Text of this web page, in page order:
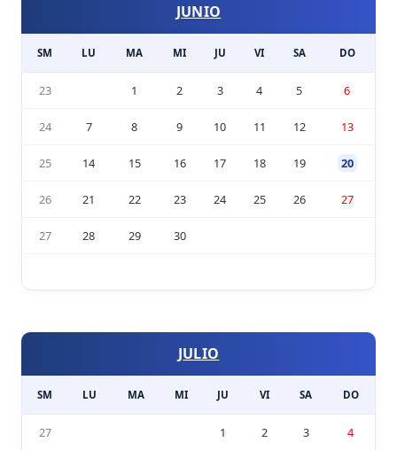
JUNIO
SM LU MA MI JU VI SA DO
23 1 2 3 4 5 6
24 7 8 9 10 11 12 13
25 14 15 16 17 18 19 20
26 21 22 23 24 25 26 27
27 28 29 30
JULIO
SM LU MA MI JU VI SA DO
27 1 2 3 4